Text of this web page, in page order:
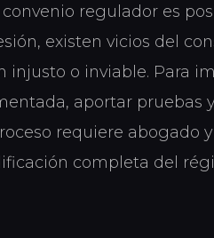
regulador es
existen vicios del
injusto o inviable. Para
aportar pruebas
requiere abogado
completa del